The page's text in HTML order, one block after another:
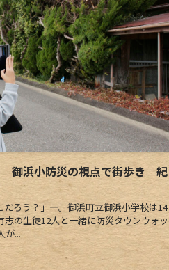
御浜小防災の視点で街歩き 紀
ろう？」―。御浜町立御浜小学校は14
志の生徒12人と一緒に防災タウンウォッ
が...